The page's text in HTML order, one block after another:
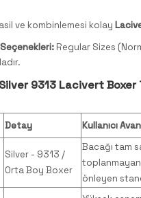
ve kombinlemesi kolay
Regular Sizes
9313 Lacivert Boxer
Detay Kullanıcı
Silver - 9313 /
Orta Boy Boxer
Bacağı tam
önleyen